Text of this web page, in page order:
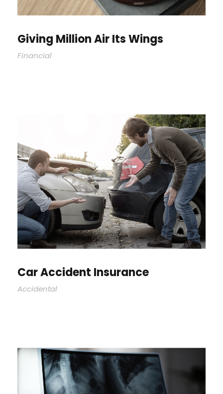
Giving Million Air Its Wings
Financial
Car Accident Insurance
Accidental